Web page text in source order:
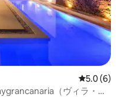
レビュー6
5.0 (6)
（ヴィラ・ゴ